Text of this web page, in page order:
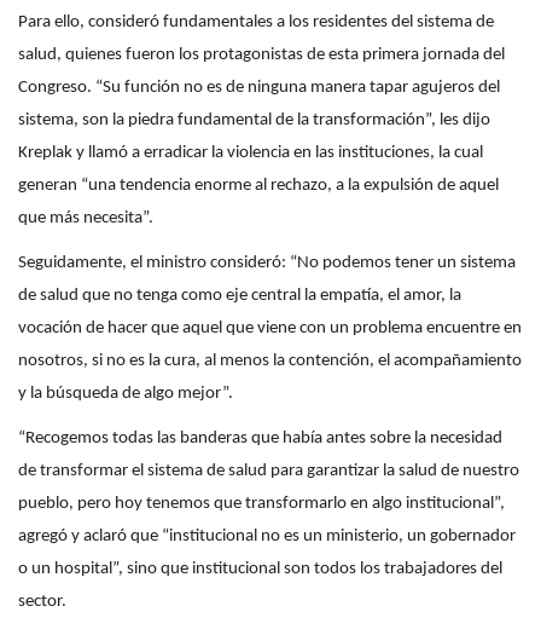
Para ello, consideró fundamentales a los residentes del sistema de
salud, quienes fueron los protagonistas de esta primera jornada del
Congreso. “Su función no es de ninguna manera tapar agujeros del
sistema, son la piedra fundamental de la transformación”, les dijo
Kreplak y llamó a erradicar la violencia en las instituciones, la cual
generan “una tendencia enorme al rechazo, a la expulsión de aquel
que más necesita”.
Seguidamente, el ministro consideró: “No podemos tener un sistema
de salud que no tenga como eje central la empatía, el amor, la
vocación de hacer que aquel que viene con un problema encuentre en
nosotros, si no es la cura, al menos la contención, el acompañamiento
y la búsqueda de algo mejor”.
“Recogemos todas las banderas que había antes sobre la necesidad
de transformar el sistema de salud para garantizar la salud de nuestro
pueblo, pero hoy tenemos que transformarlo en algo institucional”,
agregó y aclaró que “institucional no es un ministerio, un gobernador
o un hospital”, sino que institucional son todos los trabajadores del
sector.